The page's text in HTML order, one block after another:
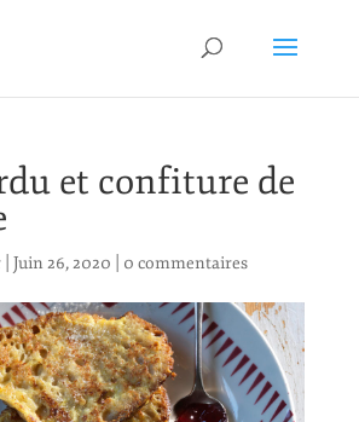
et confiture de
| Juin 26, 2020 0 commentaires